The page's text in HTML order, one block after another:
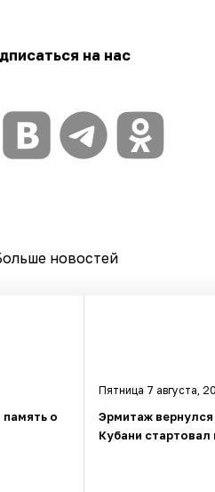
на нас
новостей
о
Пятница 7 августа,
Эрмитаж
Кубани